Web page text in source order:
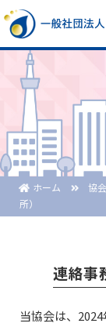
ホーム 協
所）
連絡事
当協会は、